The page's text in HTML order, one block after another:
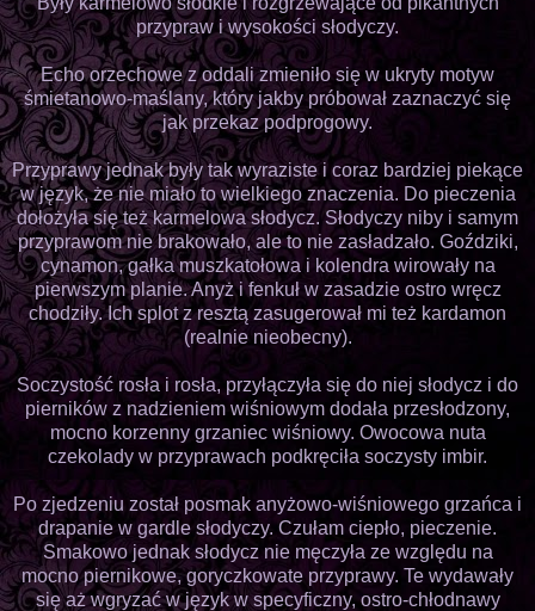
przypraw i wysokości słodyczy.
Echo orzechowe z oddali zmieniło się w ukryty motyw
śmietanowo-maślany, który jakby próbował zaznaczyć się
jak przekaz podprogowy.
Przyprawy jednak były tak wyraziste i coraz bardziej piekące
w język, że nie miało to wielkiego znaczenia. Do pieczenia
dołożyła się też karmelowa słodycz. Słodyczy niby i samym
przyprawom nie brakowało, ale to nie zasładzało. Goździki,
cynamon, gałka muszkatołowa i kolendra wirowały na
pierwszym planie. Anyż i fenkuł w zasadzie ostro wręcz
chodziły. Ich splot z resztą zasugerował mi też kardamon
(realnie nieobecny).
Soczystość rosła i rosła, przyłączyła się do niej słodycz i do
pierników z nadzieniem wiśniowym dodała przesłodzony,
mocno korzenny grzaniec wiśniowy. Owocowa nuta
czekolady w przyprawach podkręciła soczysty imbir.
Po zjedzeniu został posmak anyżowo-wiśniowego grzańca i
drapanie w gardle słodyczy. Czułam ciepło, pieczenie.
Smakowo jednak słodycz nie męczyła ze względu na
mocno piernikowe, goryczkowate przyprawy. Te wydawały
się aż wgryzać w język w specyficzny, ostro-chłodnawy